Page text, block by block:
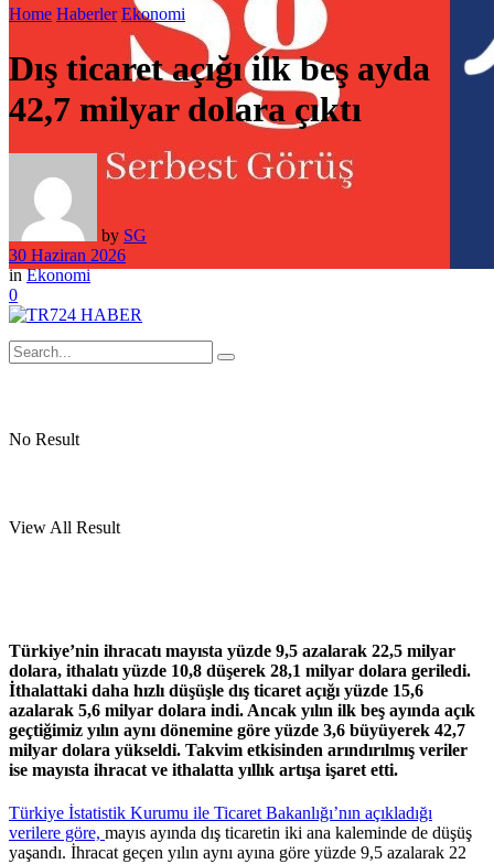
No Result
View All Result
Home Haberler Ekonomi
Dış ticaret açığı ilk beş ayda
42,7 milyar dolara çıktı
by SG
30 Haziran 2026
in Ekonomi
0
Türkiye’nin ihracatı mayısta yüzde 9,5 azalarak 22,5 milyar
dolara, ithalatı yüzde 10,8 düşerek 28,1 milyar dolara geriledi.
İthalattaki daha hızlı düşüşle dış ticaret açığı yüzde 15,6
azalarak 5,6 milyar dolara indi. Ancak yılın ilk beş ayında açık
geçtiğimiz yılın aynı dönemine göre yüzde 3,6 büyüyerek 42,7
milyar dolara yükseldi. Takvim etkisinden arındırılmış veriler
ise mayısta ihracat ve ithalatta yıllık artışa işaret etti.
Türkiye İstatistik Kurumu ile Ticaret Bakanlığı’nın açıkladığı
verilere göre, mayıs ayında dış ticaretin iki ana kaleminde de düşüş
yaşandı. İhracat geçen yılın aynı ayına göre yüzde 9,5 azalarak 22